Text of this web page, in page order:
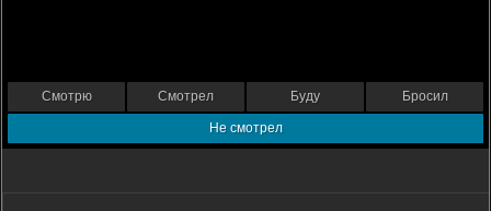
Смотрю Смотрел Буду Бросил
Не смотрел